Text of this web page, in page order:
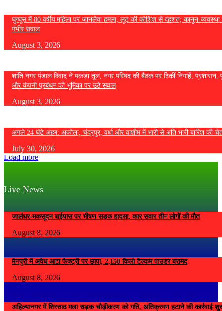
घुग्घूस में 80 वर्षीय महिला पर जानलेवा हमला, लूट की कोशिश से दहशत; कानून-व्यवस्था
गंभीर सवाल
August 3, 2026
शांति नगर पंडाल विवाद ने पकड़ा तूल, नगर परिषद की बैठक पर टिकीं निगाहें; प्रशासन,
और कंपनी प्रबंधन की भूमिका पर उठे सवाल
August 3, 2026
अगले 24 घंटे अहम: अकोला, चंद्रपुर, वर्धा और वाशीम में भारी से अति भारी बारिश की
July 30, 2026
Load more
Live News
जालंधर-मकसूदन बाईपास पर भीषण सड़क हादसा, कार सवार तीन लोगों की मौत
August 8, 2026
मैनपुरी में अवैध आटा फैक्ट्री पर छापा, 2,150 किलो टैल्कम पाउडर बरामद
August 8, 2026
अहिल्यानगर में शिरसाठ मला सड़क चौड़ीकरण को गति, अतिक्रमण हटाने की कार्रवाई